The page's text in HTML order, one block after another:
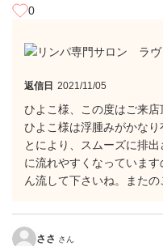
0
返信日 2021/11/05
ひよこ様、この度はご来店
ひよこ様は浮腫みがかな
とにより、スムーズに排
に流れやすくなっていま
ん流して下さいね。またの
ささ さん